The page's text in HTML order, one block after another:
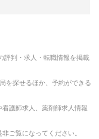
評判・求人・転職情報を掲載
を探せるほか、予約ができる
護師求人、薬剤師求人情報
ご覧になってください。